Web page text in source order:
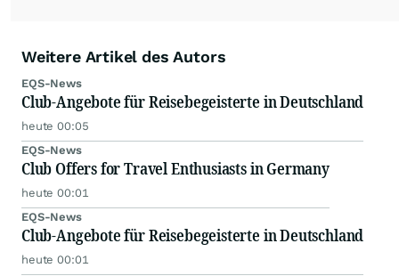
Weitere Artikel des Autors
EQS-News
Club-Angebote für Reisebegeisterte in Deutschland
heute 00:05
EQS-News
Club Offers for Travel Enthusiasts in Germany
heute 00:01
EQS-News
Club-Angebote für Reisebegeisterte in Deutschland
heute 00:01